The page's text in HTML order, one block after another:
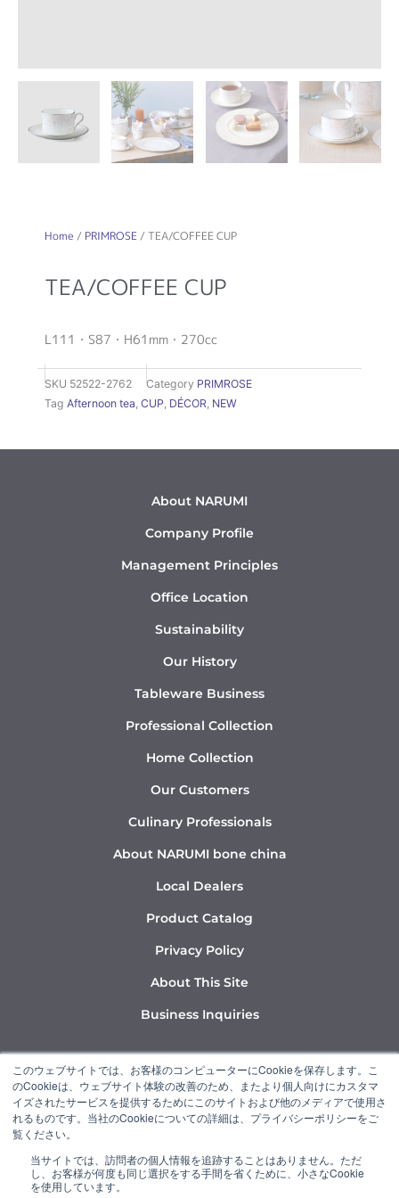
このウェブサイトでは、お客様のコンピューターにCookieを保存します。こ
のCookieは、ウェブサイト体験の改善のため、またより個人向けにカスタマ
イズされたサービスを提供するためにこのサイトおよび他のメディアで使用さ
れるものです。当社のCookieについての詳細は、プライバシーポリシーをご
覧ください。
当サイトでは、訪問者の個人情報を追跡することはありません。ただ
し、お客様が何度も同じ選択をする手間を省くために、小さなCookie
を使用しています。
Home / PRIMROSE / TEA/COFFEE CUP
TEA/COFFEE CUP
L111・S87・H61mm・270cc
SKU 52522-2762 Category PRIMROSE
Tag Afternoon tea CUP DÉCOR NEW
About NARUMI
Company Profile
Management Principles
Office Location
Sustainability
Our History
Tableware Business
Professional Collection
Home Collection
Our Customers
Culinary Professionals
About NARUMI bone china
Local Dealers
Product Catalog
Privacy Policy
About This Site
Business Inquiries
Y
o
u
t
b
I
n
s
t
g
L
i
n
k
d
“NARUMI” is a member of the Ishizuka Glass Group.